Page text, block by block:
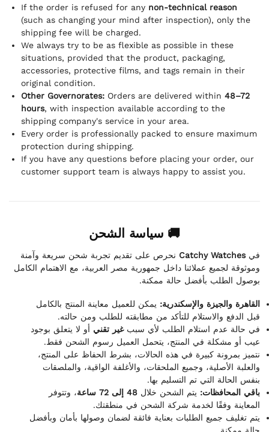
If the order is refused for any non-technical reason
(such as changing your mind after inspection), only the
shipping fee will be charged.
We always try to be as flexible as possible in these
situations, provided that the product, packaging,
accessories, protective films, and tags remain in their
original condition.
Other Governorates: Orders are delivered within 48–72
hours, with inspection available according to the
shipping company's service in your area.
Every order is professionally packed to ensure maximum
protection during shipping.
If you have any questions before placing your order, our
customer support team is always happy to assist you.
🚚 سياسة الشحن
فيCatchy Watches نحرص على تقديم تجربة شحن سريعة وآمنة
وموثوقة لجميع عملائنا داخل جمهورية مصر العربية، مع الاهتمام الكامل
بوصول الطلب بأفضل حالة ممكنة.
القاهرة والجيزة والإسكندرية: يمكن للعميل معاينة المنتج بالكامل
قبل الدفع والاستلام للتأكد من مطابقته للطلب ومن حالته.
في حالة عدم استلام الطلب لأي سببغير تقني أو لا يتعلق بوجود
عيب أو مشكلة في المنتج، يتحمل العميل رسوم الشحن فقط.
نتميز بمرونة كبيرة في هذه الحالات، بشرط الحفاظ على المنتج،
والعلبة الأصلية، وجميع الملحقات، والأغلفة الواقية، والملصقات
بنفس الحالة التي تم التسليم بها.
باقي المحافظات: يتم الشحن خلال 48 إلى 72 ساعة
، وتتوفر
المعاينة وفقًا لخدمة شركة الشحن في منطقتك.
يتم تغليف جميع الطلبات بعناية فائقة لضمان وصولها بأمان وبأفضل